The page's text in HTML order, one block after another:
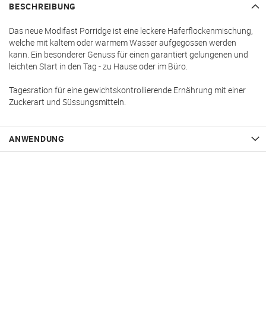
BESCHREIBUNG
Das neue Modifast Porridge ist eine leckere Haferflockenmischung,
welche mit kaltem oder warmem Wasser aufgegossen werden
kann. Ein besonderer Genuss für einen garantiert gelungenen und
leichten Start in den Tag - zu Hause oder im Büro.
Tagesration für eine gewichtskontrollierende Ernährung mit einer
Zuckerart und Süssungsmitteln.
ANWENDUNG